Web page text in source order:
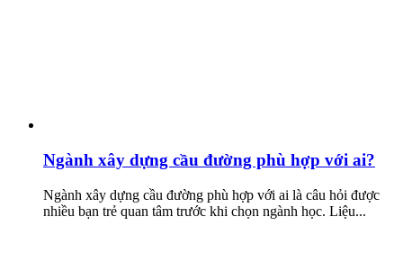
Ngành xây dựng cầu đường phù hợp với ai?
Ngành xây dựng cầu đường phù hợp với ai là câu hỏi được
nhiều bạn trẻ quan tâm trước khi chọn ngành học. Liệu...